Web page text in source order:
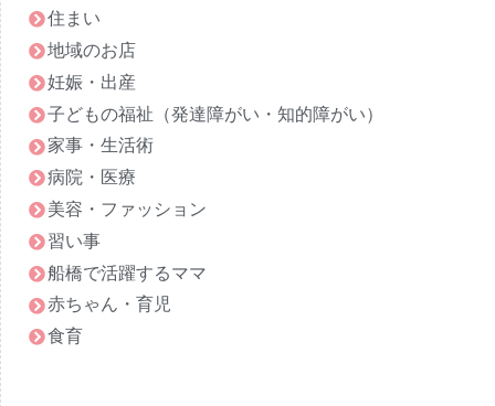
住まい
地域のお店
妊娠・出産
子どもの福祉（発達障がい・知的障がい）
家事・生活術
病院・医療
美容・ファッション
習い事
船橋で活躍するママ
赤ちゃん・育児
食育